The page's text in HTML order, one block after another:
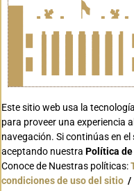
Este sitio web usa la
para proveer una experiencia
navegación. Si continúas en
aceptando nuestra Política de
Conoce de Nuestras políticas:
condiciones de uso del sitio /